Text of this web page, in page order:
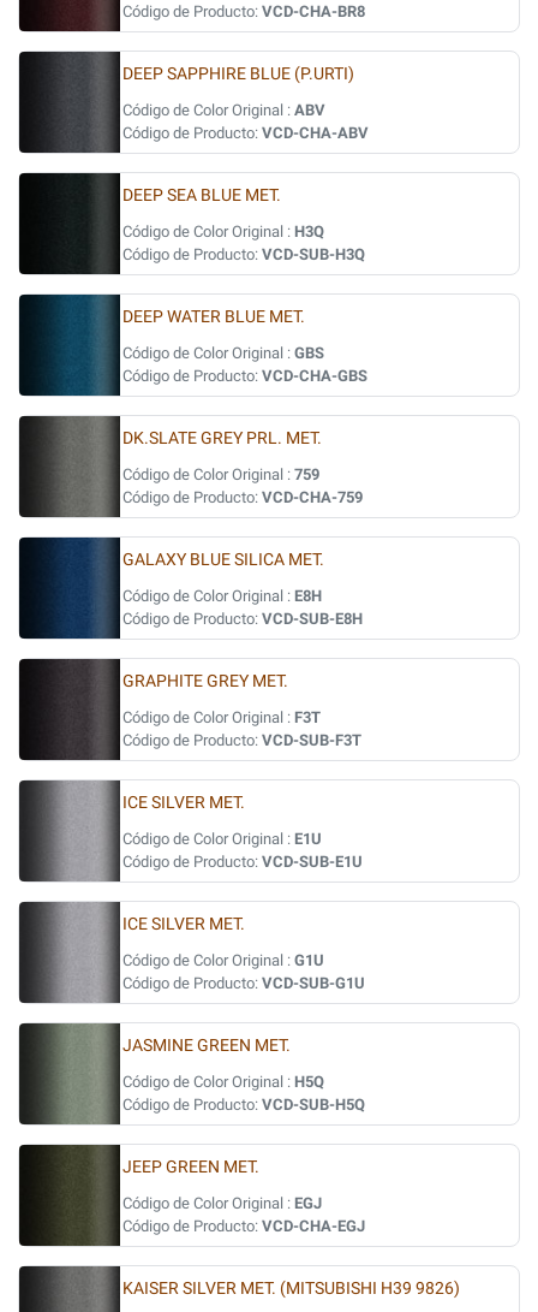
Código de Producto: VCD-CHA-BR8
DEEP SAPPHIRE BLUE (P.URTI)
Código de Color Original : ABV
Código de Producto: VCD-CHA-ABV
DEEP SEA BLUE MET.
Código de Color Original : H3Q
Código de Producto: VCD-SUB-H3Q
DEEP WATER BLUE MET.
Código de Color Original : GBS
Código de Producto: VCD-CHA-GBS
DK.SLATE GREY PRL. MET.
Código de Color Original : 759
Código de Producto: VCD-CHA-759
GALAXY BLUE SILICA MET.
Código de Color Original : E8H
Código de Producto: VCD-SUB-E8H
GRAPHITE GREY MET.
Código de Color Original : F3T
Código de Producto: VCD-SUB-F3T
ICE SILVER MET.
Código de Color Original : E1U
Código de Producto: VCD-SUB-E1U
ICE SILVER MET.
Código de Color Original : G1U
Código de Producto: VCD-SUB-G1U
JASMINE GREEN MET.
Código de Color Original : H5Q
Código de Producto: VCD-SUB-H5Q
JEEP GREEN MET.
Código de Color Original : EGJ
Código de Producto: VCD-CHA-EGJ
KAISER SILVER MET. (MITSUBISHI H39 9826)